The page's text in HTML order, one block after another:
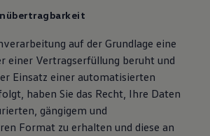
auf der Grundlage eine
einer Vertragserfüllung beruht und
Einsatz einer automatisierten
haben Sie das Recht, Ihre Daten
gängigem und
Format zu erhalten und diese an